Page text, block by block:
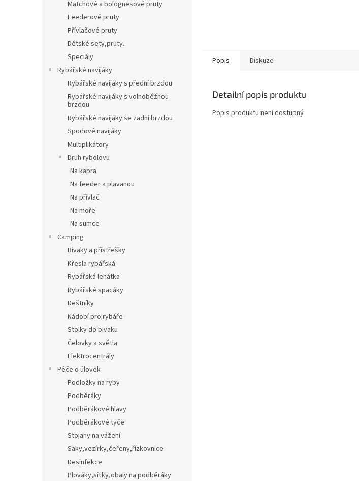
Matchové a bolognesové pruty
Feederové pruty
Přívlačové pruty
Dětské sety,pruty.
Speciály
Rybářské navijáky
Rybářské navijáky s přední brzdou
Rybářské navijáky s volnoběžnou
brzdou
Rybářské navijáky se zadní brzdou
Spodové navijáky
Multiplikátory
Druh rybolovu
Na kapra
Na feeder a plavanou
Na přívlač
Na moře
Na sumce
Camping
Bivaky a přístřešky
Křesla rybářská
Rybářská lehátka
Rybářské spacáky
Deštníky
Nádobí pro rybáře
Stolky do bivaku
Čelovky a světla
Elektrocentrály
Péče o úlovek
Podložky na ryby
Podběráky
Podběrákové hlavy
Podběrákové tyče
Stojany na vážení
Saky,vezírky,čeřeny,řízkovnice
Desinfekce
Plováky,síťky,obaly na podběráky
Popis Diskuze
Detailní popis produktu
Popis produktu není dostupný